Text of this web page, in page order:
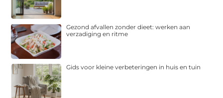
Gezond afvallen zonder dieet: werken aan
verzadiging en ritme
Gids voor kleine verbeteringen in huis en tuin